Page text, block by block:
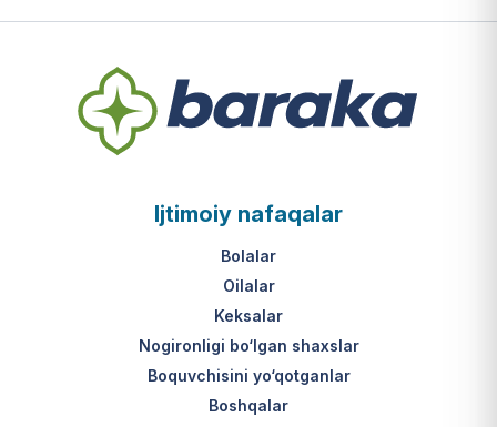
Ijtimoiy nafaqalar
Bolalar
Oilalar
Keksalar
Nogironligi bo‘lgan shaxslar
Boquvchisini yo‘qotganlar
Boshqalar